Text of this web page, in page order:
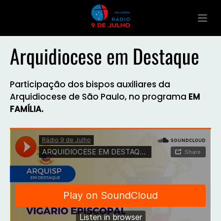
Arquidiocese em Destaque
Participação dos bispos auxiliares da
Arquidiocese de São Paulo, no programa EM
FAMÍLIA.